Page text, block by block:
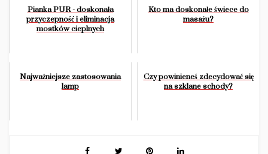
Pianka PUR - doskonała
przyczepność i eliminacja
mostków cieplnych
Kto ma doskonałe świece do
masażu?
Najważniejsze zastosowania
lamp
Czy powinieneś zdecydować się
na szklane schody?